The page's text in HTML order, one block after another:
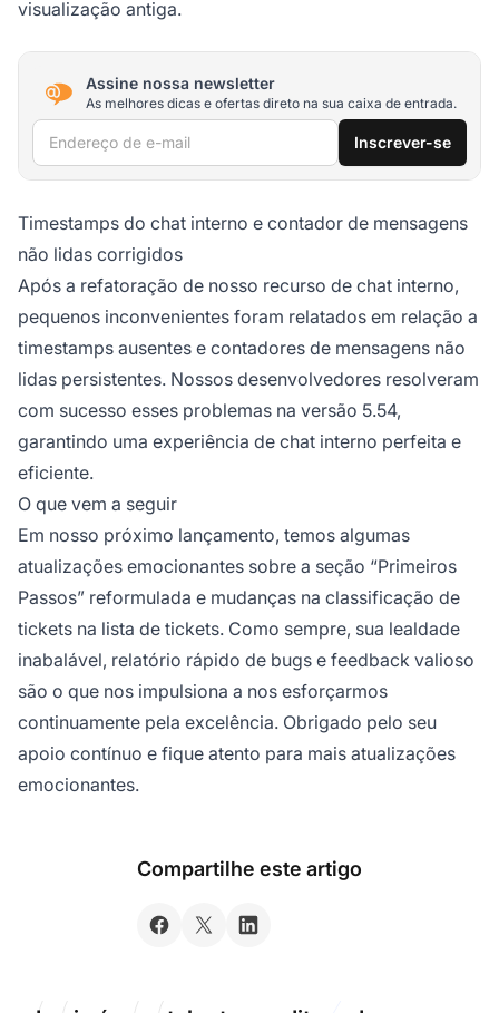
visualização antiga.
Assine nossa newsletter
As melhores dicas e ofertas direto na sua caixa de entrada.
Endereço de e-mail Inscrever-se
Timestamps do chat interno e contador de mensagens
não lidas corrigidos
Após a refatoração de nosso recurso de chat interno,
pequenos inconvenientes foram relatados em relação a
timestamps ausentes e contadores de mensagens não
lidas persistentes. Nossos desenvolvedores resolveram
com sucesso esses problemas na versão 5.54,
garantindo uma experiência de chat interno perfeita e
eficiente.
O que vem a seguir
Em nosso próximo lançamento, temos algumas
atualizações emocionantes sobre a seção “Primeiros
Passos” reformulada e mudanças na classificação de
tickets na lista de tickets. Como sempre, sua lealdade
inabalável, relatório rápido de bugs e feedback valioso
são o que nos impulsiona a nos esforçarmos
continuamente pela excelência. Obrigado pelo seu
apoio contínuo e fique atento para mais atualizações
emocionantes.
Compartilhe este artigo